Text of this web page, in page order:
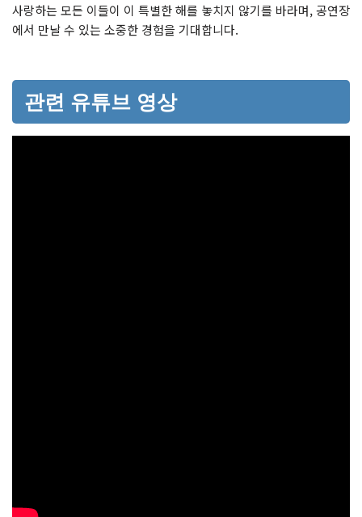
사랑하는 모든 이들이 이 특별한 해를 놓치지 않기를 바라며, 공연장
에서 만날 수 있는 소중한 경험을 기대합니다.
관련 유튜브 영상